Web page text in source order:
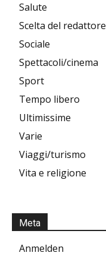
Salute
Scelta del redattore
Sociale
Spettacoli/cinema
Sport
Tempo libero
Ultimissime
Varie
Viaggi/turismo
Vita e religione
Meta
Anmelden